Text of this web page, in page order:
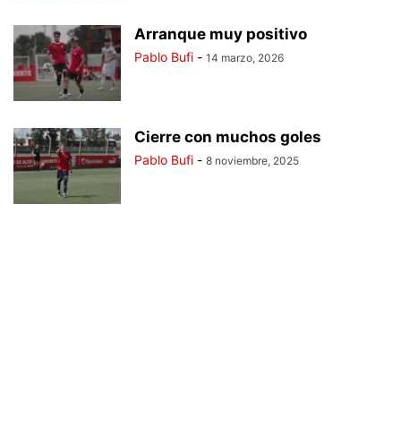
Arranque muy positivo
Pablo Bufi - 14 marzo, 2026
Cierre con muchos goles
Pablo Bufi - 8 noviembre, 2025